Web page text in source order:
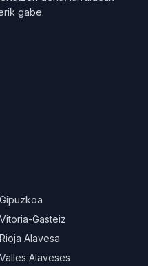
gabe.
Gipuzkoa
Vitoria-Gasteiz
Rioja Alavesa
Valles Alaveses